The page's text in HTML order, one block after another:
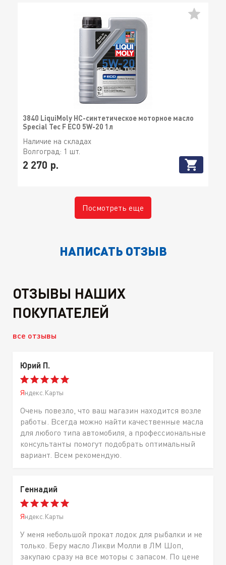
3840 LiquiMoly НС-синтетическое моторное масло
Special Tec F ECO 5W-20 1л
Наличие на складах
Волгоград: 1 шт.
2 270 р.
Посмотреть еще
НАПИСАТЬ ОТЗЫВ
ОТЗЫВЫ НАШИХ
ПОКУПАТЕЛЕЙ
все отзывы
Юрий П.
Яндекс.Карты
Очень повезло, что ваш магазин находится возле
работы. Всегда можно найти качественные масла
для любого типа автомобиля, а профессиональные
консультанты помогут подобрать оптимальный
вариант. Всем рекомендую.
Геннадий
Яндекс.Карты
У меня небольшой прокат лодок для рыбалки и не
только. Беру масло Ликви Молли в ЛМ Шоп,
закупаю сразу на все моторы с запасом. По цене